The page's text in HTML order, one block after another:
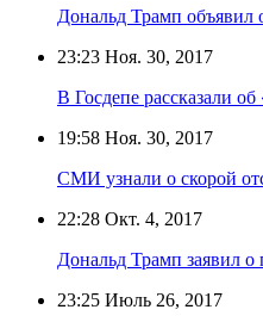
Дональд Трамп объявил
23:23 Ноя. 30, 2017
В Госдепе рассказали
19:58 Ноя. 30, 2017
СМИ узнали о скорой
22:28 Окт. 4, 2017
Дональд Трамп заявил
23:25 Июль 26, 2017